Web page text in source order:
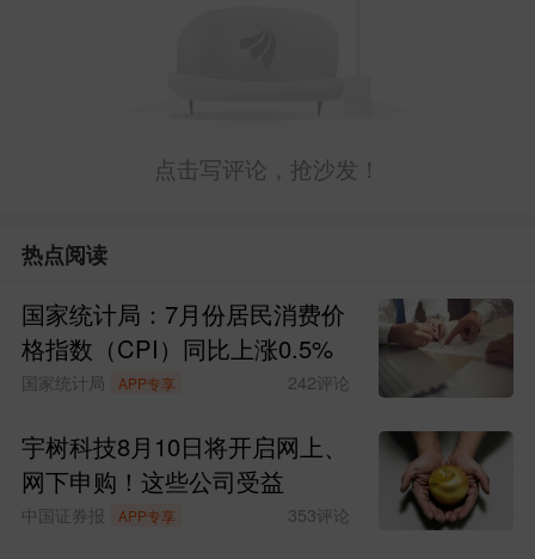
点击写评论，抢沙发！
热点阅读
国家统计局：7月份居民消费价
格指数（CPI）同比上涨0.5%
国家统计局 APP专享 242评论
宇树科技8月10日将开启网上、
网下申购！这些公司受益
中国证券报 APP专享 353评论